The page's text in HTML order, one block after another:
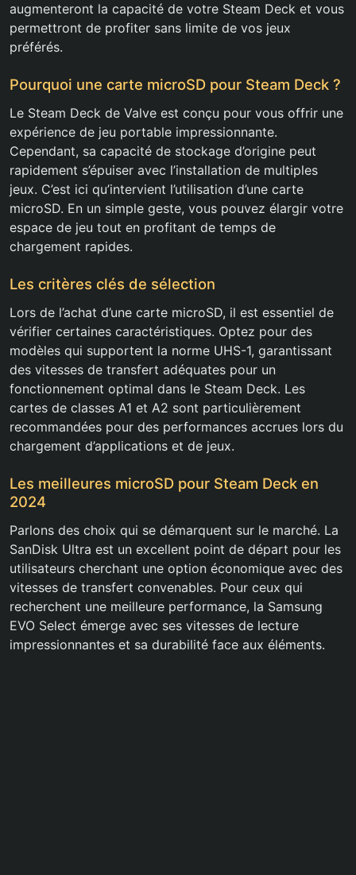
augmenteront la capacité de votre Steam Deck et vous
permettront de profiter sans limite de vos jeux
préférés.
Pourquoi une carte microSD pour Steam Deck ?
Le Steam Deck de Valve est conçu pour vous offrir une
expérience de jeu portable impressionnante.
Cependant, sa capacité de stockage d’origine peut
rapidement s’épuiser avec l’installation de multiples
jeux. C’est ici qu’intervient l’utilisation d’une carte
microSD. En un simple geste, vous pouvez élargir votre
espace de jeu tout en profitant de temps de
chargement rapides.
Les critères clés de sélection
Lors de l’achat d’une carte microSD, il est essentiel de
vérifier certaines caractéristiques. Optez pour des
modèles qui supportent la norme UHS-1, garantissant
des vitesses de transfert adéquates pour un
fonctionnement optimal dans le Steam Deck. Les
cartes de classes A1 et A2 sont particulièrement
recommandées pour des performances accrues lors du
chargement d’applications et de jeux.
Les meilleures microSD pour Steam Deck en
2024
Parlons des choix qui se démarquent sur le marché. La
SanDisk Ultra est un excellent point de départ pour les
utilisateurs cherchant une option économique avec des
vitesses de transfert convenables. Pour ceux qui
recherchent une meilleure performance, la Samsung
EVO Select émerge avec ses vitesses de lecture
impressionnantes et sa durabilité face aux éléments.